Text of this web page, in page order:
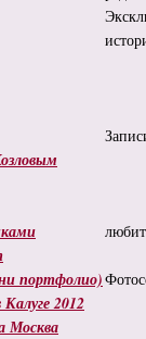
портфолио)
2012
Москва